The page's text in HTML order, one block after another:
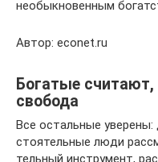
необык­но­вен­ным
Автор: econet.ru
Богатые
свобода
Все остальные
сто­я­тель­ные люди
тель­ный ин­стру­мент,